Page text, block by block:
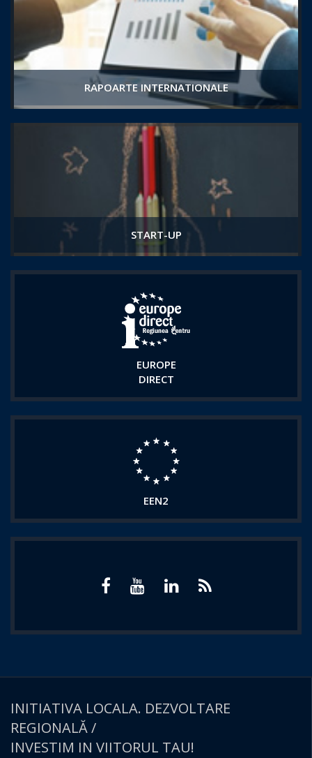
RAPOARTE INTERNATIONALE
START-UP
EUROPE
DIRECT
EEN2
INITIATIVA LOCALA. DEZVOLTARE
REGIONALĂ /
INVESTIM IN VIITORUL TAU!